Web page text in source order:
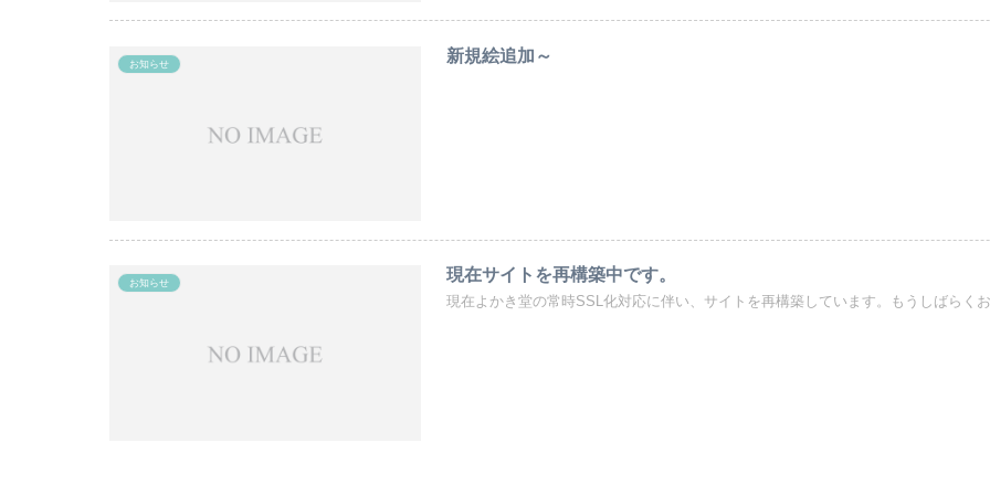
お知らせ 新規絵追加～
お知らせ 現在サイトを再構築中です。
現在よかき堂の常時SSL化対応に伴い、サイトを再構築しています。もうしばらくお